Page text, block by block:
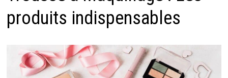
produits indispensables